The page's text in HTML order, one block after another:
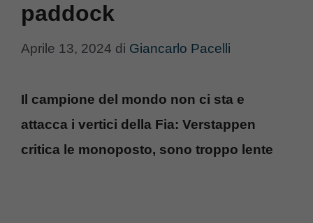
paddock
Aprile 13, 2024 di Giancarlo Pacelli
Il campione del mondo non ci sta e
attacca i vertici della Fia: Verstappen
critica le monoposto, sono troppo lente